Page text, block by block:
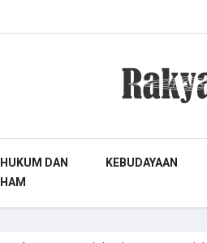
HUKUM DAN
HAM
KEBUDAYAAN